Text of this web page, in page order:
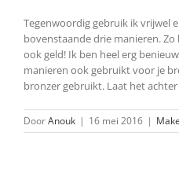
Tegenwoordig gebruik ik vrijwel
bovenstaande drie manieren.
ook geld! Ik ben heel erg
manieren ook gebruikt voor je
bronzer gebruikt. Laat het
DoorAnouk | 16 mei 2016 |